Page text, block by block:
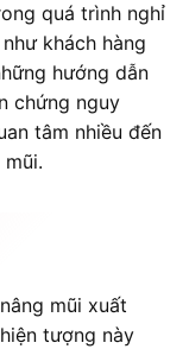
quá trình nghỉ
khách hàng
hướng dẫn
chứng nguy
tâm nhiều đến
mũi xuất
tượng này